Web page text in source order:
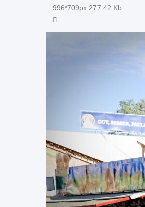
996*709px 277.42 Kb